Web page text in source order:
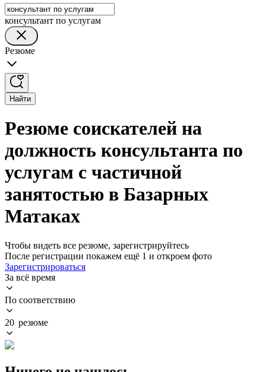
консультант по услугам
Резюме
Найти
Резюме соискателей на
должность консультанта по
услугам с частичной
занятостью в Базарных
Матаках
Чтобы видеть все резюме, зарегистрируйтесь
После регистрации покажем ещё 1 и откроем фото
Зарегистрироваться
За всё время
По соответствию
20 резюме